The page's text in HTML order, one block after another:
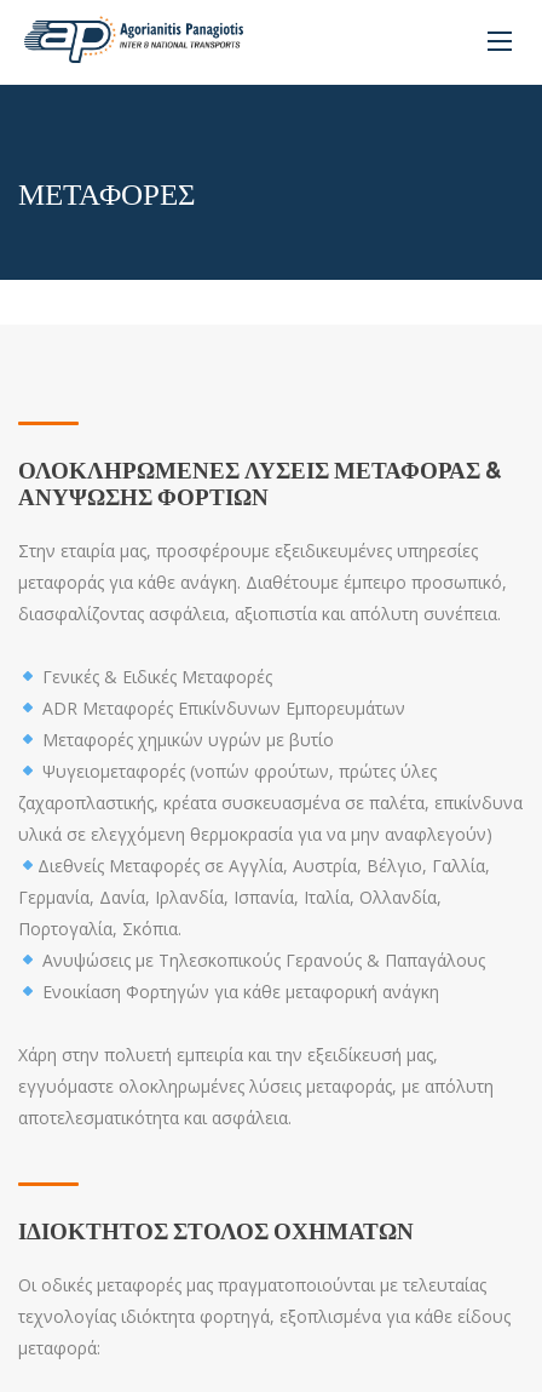
ΜΕΤΑΦΟΡΈΣ
ΟΛΟΚΛΗΡΩΜΈΝΕΣ ΛΎΣΕΙΣ ΜΕΤΑΦΟΡΆΣ &
ΑΝΎΨΩΣΗΣ ΦΟΡΤΊΩΝ
Στην εταιρία μας, προσφέρουμε εξειδικευμένες υπηρεσίες
μεταφοράς για κάθε ανάγκη. Διαθέτουμε έμπειρο προσωπικό,
διασφαλίζοντας ασφάλεια, αξιοπιστία και απόλυτη συνέπεια.
Γενικές & Ειδικές Μεταφορές
ADR Μεταφορές Επικίνδυνων Εμπορευμάτων
Μεταφορές χημικών υγρών με βυτίο
Ψυγειομεταφορές (νοπών φρούτων, πρώτες ύλες
ζαχαροπλαστικής, κρέατα συσκευασμένα σε παλέτα, επικίνδυνα
υλικά σε ελεγχόμενη θερμοκρασία για να μην αναφλεγούν)
Διεθνείς Μεταφορές σε Αγγλία, Αυστρία, Βέλγιο, Γαλλία,
Γερμανία, Δανία, Ιρλανδία, Ισπανία, Ιταλία, Ολλανδία,
Πορτογαλία, Σκόπια.
Ανυψώσεις με Τηλεσκοπικούς Γερανούς & Παπαγάλους
Ενοικίαση Φορτηγών για κάθε μεταφορική ανάγκη
Χάρη στην πολυετή εμπειρία και την εξειδίκευσή μας,
εγγυόμαστε ολοκληρωμένες λύσεις μεταφοράς, με απόλυτη
αποτελεσματικότητα και ασφάλεια.
ΙΔΙΌΚΤΗΤΟΣ ΣΤΌΛΟΣ ΟΧΗΜΆΤΩΝ
Οι οδικές μεταφορές μας πραγματοποιούνται με τελευταίας
τεχνολογίας ιδιόκτητα φορτηγά, εξοπλισμένα για κάθε είδους
μεταφορά: